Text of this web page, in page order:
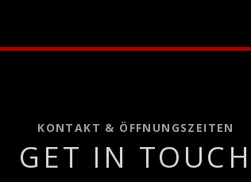
KONTAKT & ÖFFNUNGSZEITEN
GET IN TOUCH